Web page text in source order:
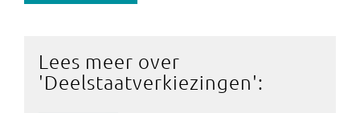
Lees meer over
'Deelstaatverkiezingen':